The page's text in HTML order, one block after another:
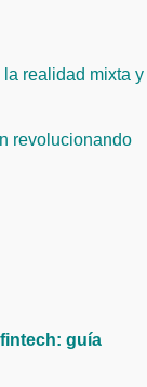
realidad mixta y
revolucionando
guía